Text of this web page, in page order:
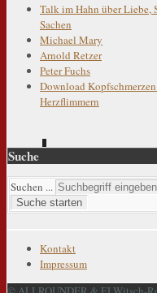
Talk im Hahn über Liebe,
Sachen
Michael Mary
Arnold Retzer
Peter Fuchs
Download
Herzflimmern
Suche
Suchen ...
Suche starten
Kontakt
Impressum